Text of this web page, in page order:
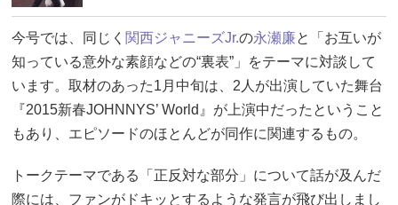
今号では、同じく 関西ジャニーズJr.の永瀬廉と「お互いが
知っている意外な素顔などの“裏表”」をテーマに対談して
います。取材のあった1月中旬は、2人が出演していた舞台
『2015新春JOHNNYS’ World』が上演中だったということ
もあり、エピソードのほとんどが同作に関連するもの。
トークテーマである「正反対な部分」について話が及んだ
際には、ファンがドキッとするような発言が飛び出しまし